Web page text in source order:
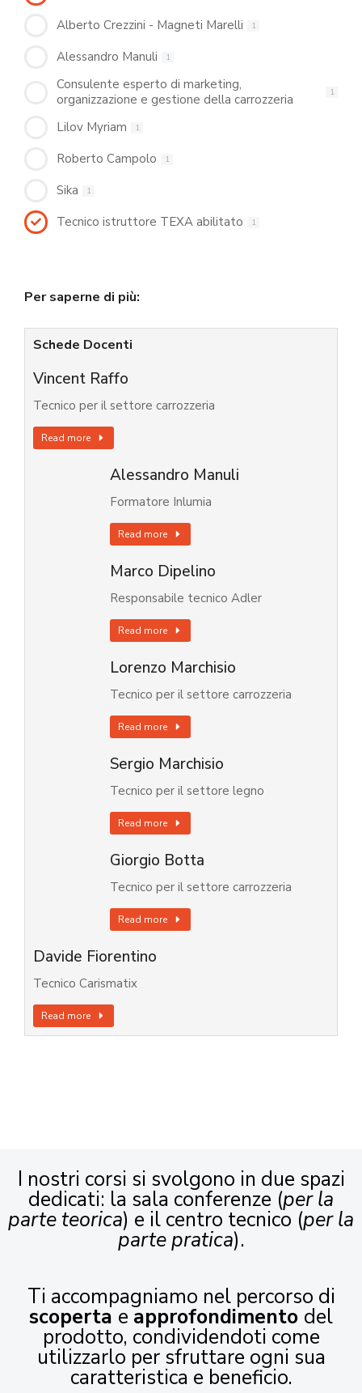
Alberto Crezzini - Magneti Marelli
1
Alessandro Manuli 1
Consulente esperto di marketing,
organizzazione e gestione della carrozzeria
1
Lilov Myriam 1
Roberto Campolo 1
Sika 1
Tecnico istruttore TEXA abilitato 1
Per saperne di più:
Schede Docenti
Vincent Raffo
Tecnico per il settore carrozzeria
Read more
Alessandro Manuli
Formatore Inlumia
Read more
Marco Dipelino
Responsabile tecnico Adler
Read more
Lorenzo Marchisio
Tecnico per il settore carrozzeria
Read more
Sergio Marchisio
Tecnico per il settore legno
Read more
Giorgio Botta
Tecnico per il settore carrozzeria
Read more
Davide Fiorentino
Tecnico Carismatix
Read more
I nostri corsi si svolgono in due spazi
dedicati: la sala conferenze (per la
parte teorica) e il centro tecnico (per la
parte pratica).
Ti accompagniamo nel percorso di
scoperta e approfondimento del
prodotto, condividendoti come
utilizzarlo per sfruttare ogni sua
caratteristica e beneficio.